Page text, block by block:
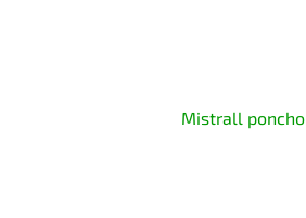
Mistrall poncho